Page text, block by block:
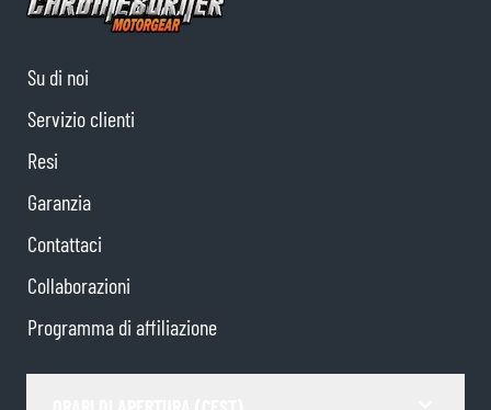
Su di noi
Servizio clienti
Resi
Garanzia
Contattaci
Collaborazioni
Programma di affiliazione